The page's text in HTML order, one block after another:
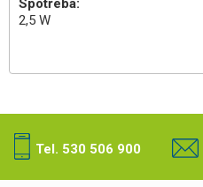
Spotřeba:
2,5 W
Tel. 530 506 900